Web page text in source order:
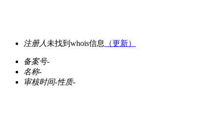
注册人 未找到whois信息 （更新）
备案号-
名称-
审核时间-性质-